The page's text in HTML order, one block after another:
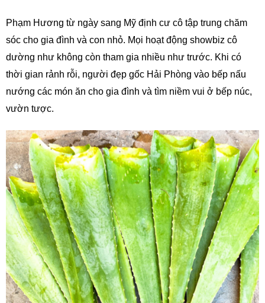
Phạm Hương từ ngày sang Mỹ định cư cô tập trung chăm
sóc cho gia đình và con nhỏ. Mọi hoạt động showbiz cô
dường như không còn tham gia nhiều như trước. Khi có
thời gian rảnh rỗi, người đẹp gốc Hải Phòng vào bếp nấu
nướng các món ăn cho gia đình và tìm niềm vui ở bếp núc,
vườn tược.